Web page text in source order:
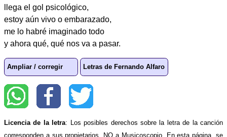
llega el gol psicológico,
estoy aún vivo o embarazado,
me lo habré imaginado todo
y ahora qué, qué nos va a pasar.
Ampliar / corregir Letras de Fernando Alfaro
Licencia de la letra: Los posibles derechos sobre la letra de la canción
corresponden a sus propietarios, NO a Musicoscopio. En esta página, se